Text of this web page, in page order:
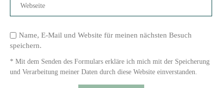
Name, E-Mail und Website für meinen nächsten Besuch
speichern.
* Mit dem Senden des Formulars erkläre ich mich mit der Speicherung
und Verarbeitung meiner Daten durch diese Website einverstanden.